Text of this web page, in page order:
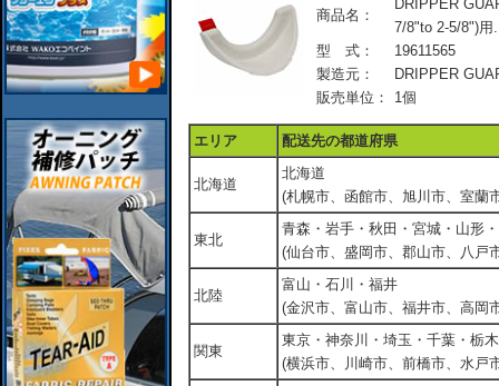
商品名：
DRIPPER
7/8"to 2-5/8")用
型 式：
19611565
製造元：
DRIPPER
販売単位：
1個
エリア 配送先の都道府県
北海道
北海道
(札幌市、函館市、旭川市、室蘭
東北
青森・岩手・秋田・宮城・山形
(仙台市、盛岡市、郡山市、八戸
北陸
富山・石川・福井
(金沢市、富山市、福井市、高岡
関東
東京・神奈川・埼玉・千葉・栃
(横浜市、川崎市、前橋市、水戸